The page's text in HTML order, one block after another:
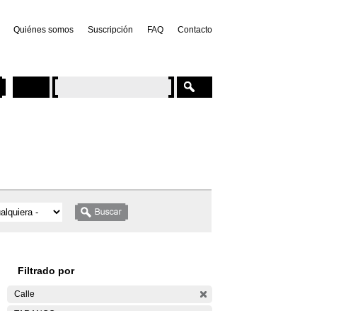
Quiénes somos Suscripción FAQ Contacto
Filtrado por
Calle